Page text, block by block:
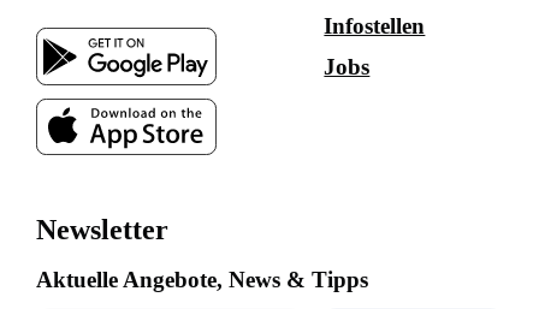
Infostellen
Jobs
Newsletter
Aktuelle Angebote, News & Tipps